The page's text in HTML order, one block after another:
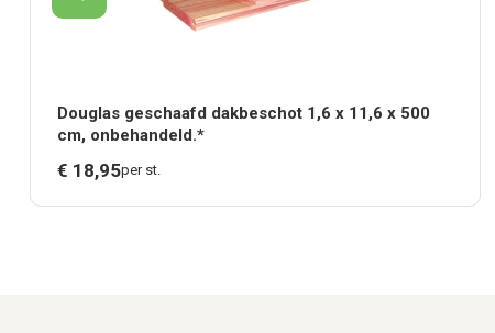
Douglas geschaafd dakbeschot 1,6 x 11,6 x 500
cm, onbehandeld.*
€ 18,95per st.